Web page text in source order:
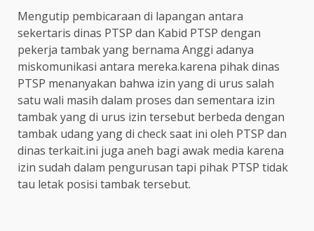
Mengutip pembicaraan di lapangan antara
sekertaris dinas PTSP dan Kabid PTSP dengan
pekerja tambak yang bernama Anggi adanya
miskomunikasi antara mereka.karena pihak dinas
PTSP menanyakan bahwa izin yang di urus salah
satu wali masih dalam proses dan sementara izin
tambak yang di urus izin tersebut berbeda dengan
tambak udang yang di check saat ini oleh PTSP dan
dinas terkait.ini juga aneh bagi awak media karena
izin sudah dalam pengurusan tapi pihak PTSP tidak
tau letak posisi tambak tersebut.